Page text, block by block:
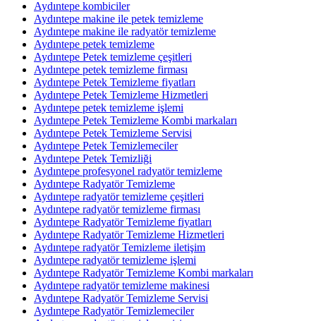
Aydıntepe kombiciler
Aydıntepe makine ile petek temizleme
Aydıntepe makine ile radyatör temizleme
Aydıntepe petek temizleme
Aydıntepe Petek temizleme çeşitleri
Aydıntepe petek temizleme firması
Aydıntepe Petek Temizleme fiyatları
Aydıntepe Petek Temizleme Hizmetleri
Aydıntepe petek temizleme işlemi
Aydıntepe Petek Temizleme Kombi markaları
Aydıntepe Petek Temizleme Servisi
Aydıntepe Petek Temizlemeciler
Aydıntepe Petek Temizliği
Aydıntepe profesyonel radyatör temizleme
Aydıntepe Radyatör Temizleme
Aydıntepe radyatör temizleme çeşitleri
Aydıntepe radyatör temizleme firması
Aydıntepe Radyatör Temizleme fiyatları
Aydıntepe Radyatör Temizleme Hizmetleri
Aydıntepe radyatör Temizleme iletişim
Aydıntepe radyatör temizleme işlemi
Aydıntepe Radyatör Temizleme Kombi markaları
Aydıntepe radyatör temizleme makinesi
Aydıntepe Radyatör Temizleme Servisi
Aydıntepe Radyatör Temizlemeciler